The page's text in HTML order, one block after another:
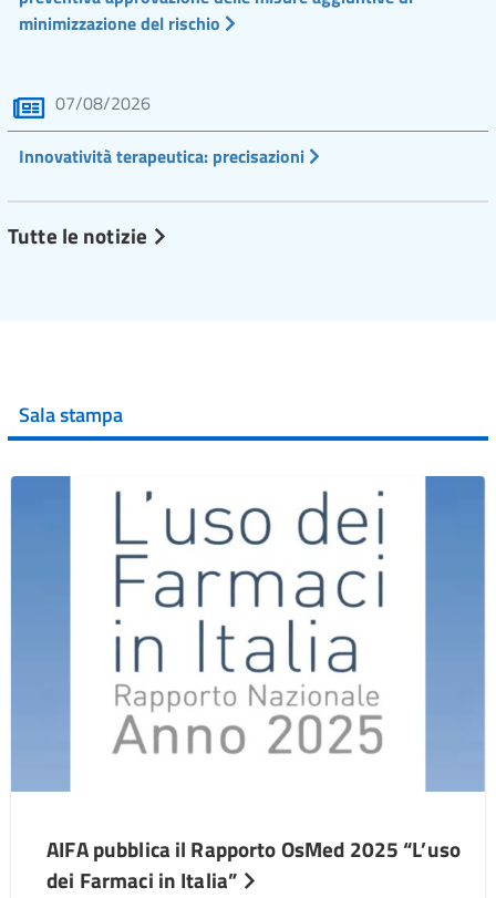
minimizzazione del rischio
07/08/2026
Innovatività terapeutica: precisazioni
Tutte le notizie
Sala stampa
AIFA pubblica il Rapporto OsMed 2025 “L’uso
dei Farmaci in Italia”